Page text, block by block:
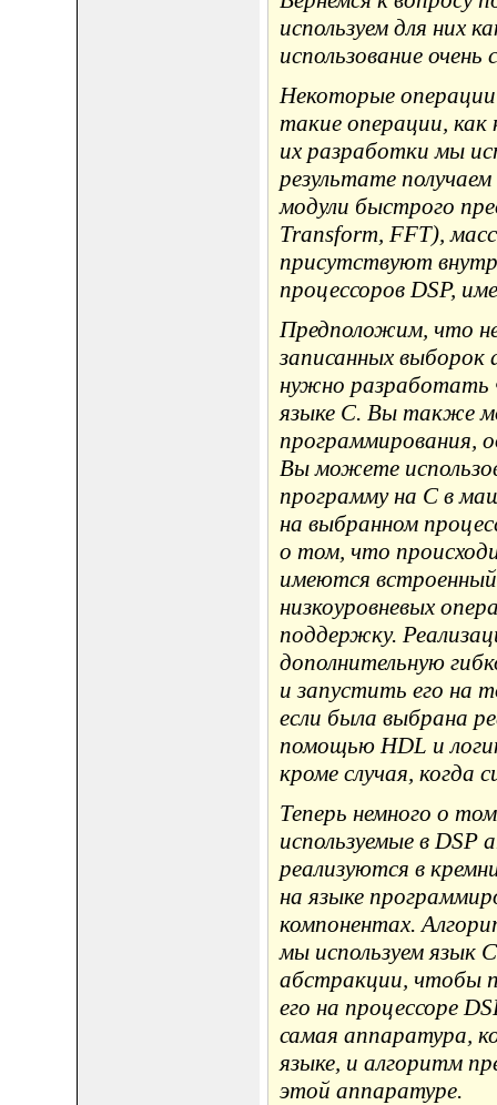
используем для них
использование
Некоторые
такие операции, как
их разработки мы
результате
модули быстрого
Transform, FFT),
присутствуют
процессоров DSP,
Предположим, что
записанных выборок
нужно
языке C. Вы также
программирования,
Вы можете
программу на C в
на выбранном
о том, что
имеются
низкоуровневых
поддержку.
дополнительную
и запустить его на
если была выбрана
помощью HDL и
кроме случая, когда
Теперь немного о
используемые в
реализуются в
на языке
компонентах.
мы используем язык
абстракции, чтобы
его на процессоре
самая аппаратура,
языке, и алгоритм
этой аппаратуре.